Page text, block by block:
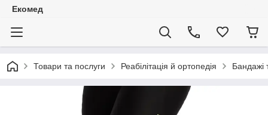
Екомед
Товари та послуги Реабілітація й ортопедія Бандажі